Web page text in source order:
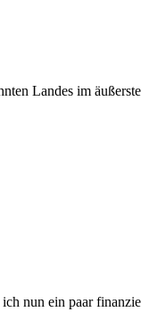
Landes im
nun ein paar